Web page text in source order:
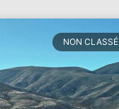
NON CLASSÉ